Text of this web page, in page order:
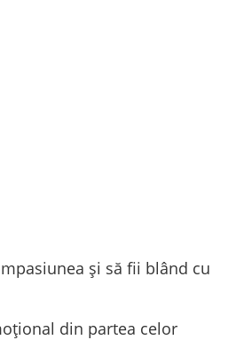
și să fii blând cu
din partea celor